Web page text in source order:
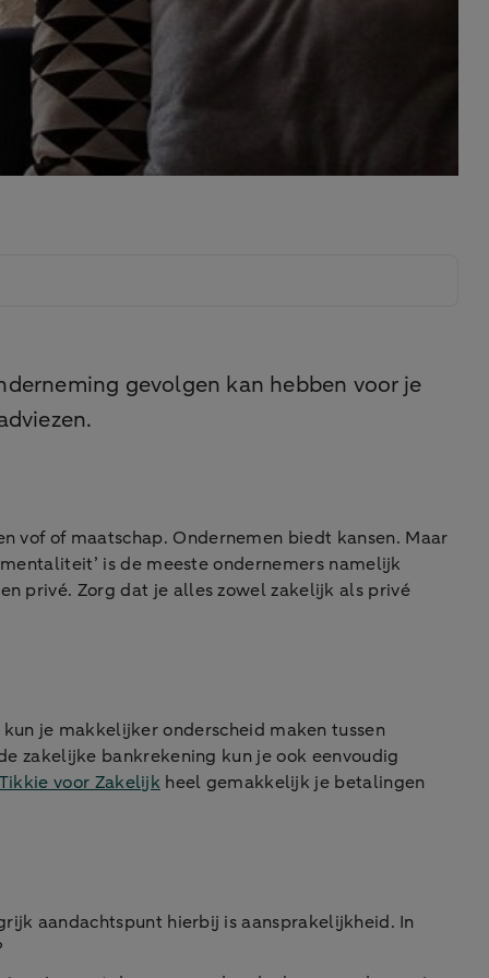
gevolgen kan hebben voor je
vof of maatschap. Ondernemen biedt kansen. Maar
is de meeste ondernemers namelijk
privé. Zorg dat je alles zowel zakelijk als privé
kun je makkelijker onderscheid maken tussen
zakelijke bankrekening kun je ook eenvoudig
voor Zakelijk heel gemakkelijk je betalingen
aandachtspunt hierbij is aansprakelijkheid. In